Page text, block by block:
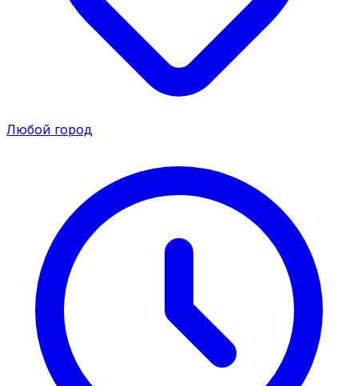
Любой город